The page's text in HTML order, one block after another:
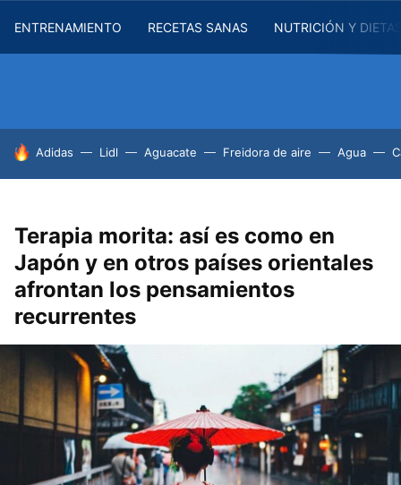
ENTRENAMIENTO RECETAS SANAS NUTRICIÓN Y
HOY SE HABLA DE
Adidas Lidl Aguacate Freidora de aire Agua
Terapia morita: así es como en
Japón y en otros países orientales
afrontan los pensamientos
recurrentes